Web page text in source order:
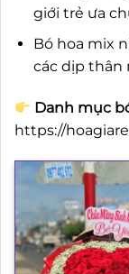
giới trẻ ưa
Bó hoa mix
các dịp thân
Danh mục
https://